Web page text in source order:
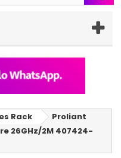
Rack
Proliant
26GHz/2M 407424-